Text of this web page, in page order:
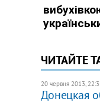
ЧИТАЙТЕ
20 червня 2013,
Донецкая